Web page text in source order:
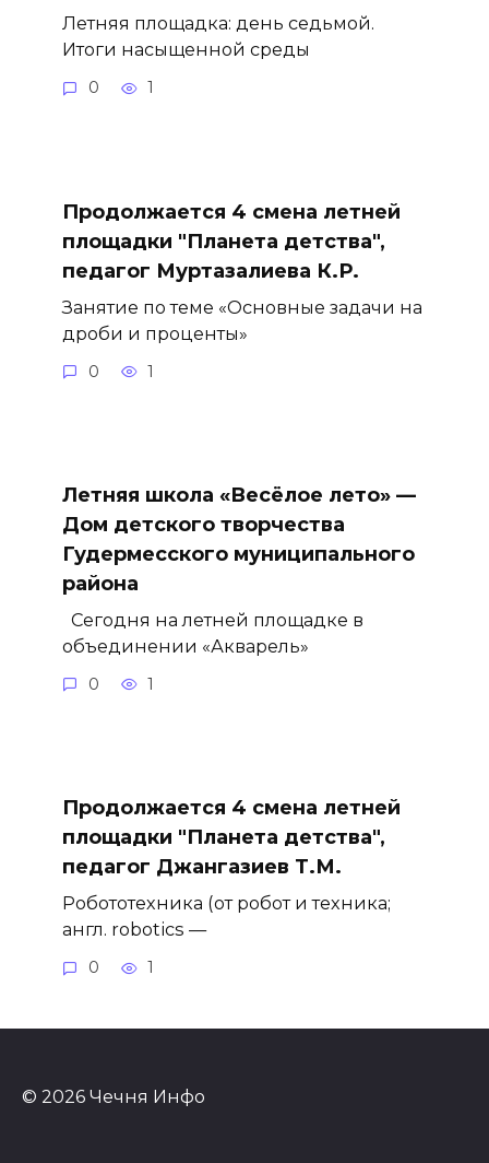
Летняя площадка: день седьмой.
Итоги насыщенной среды
0 1
Продолжается 4 смена летней
площадки "Планета детства",
педагог Муртазалиева К.Р.
Занятие по теме «Основные задачи на
дроби и проценты»
0 1
Летняя школа «Весёлое лето» —
Дом детского творчества
Гудермесского муниципального
района
Сегодня на летней площадке в
объединении «Акварель»
0 1
Продолжается 4 смена летней
площадки "Планета детства",
педагог Джангазиев Т.М.
Робототехника (от робот и техника;
англ. robotics —
0 1
© 2026 Чечня Инфо